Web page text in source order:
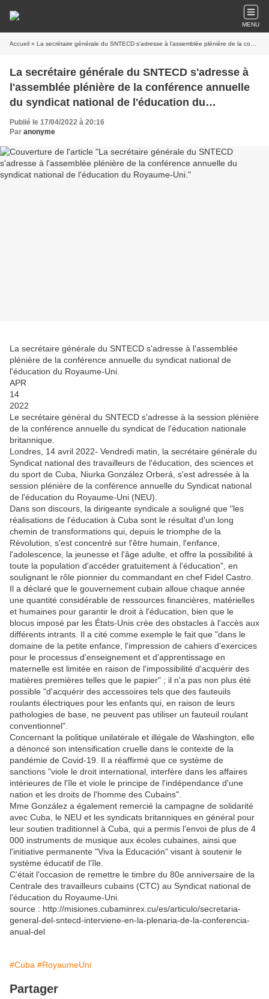
MENU
Accueil » La secrétaire générale du SNTECD s'adresse à l'assemblée plénière de la conférence annuelle du syndicat national de l'éducation du Royaume-Uni.
La secrétaire générale du SNTECD s'adresse à
l'assemblée plénière de la conférence annuelle
du syndicat national de l'éducation du
Royaume-Uni.
Publié le 17/04/2022 à 20:16
Par anonyme
La secrétaire générale du SNTECD s'adresse à l'assemblée
plénière de la conférence annuelle du syndicat national de
l'éducation du Royaume-Uni.
APR
14
2022
Le secrétaire général du SNTECD s'adresse à la session plénière
de la conférence annuelle du syndicat de l'éducation nationale
britannique.
Londres, 14 avril 2022- Vendredi matin, la secrétaire générale du
Syndicat national des travailleurs de l'éducation, des sciences et
du sport de Cuba, Niurka González Orberá, s'est adressée à la
session plénière de la conférence annuelle du Syndicat national
de l'éducation du Royaume-Uni (NEU).
Dans son discours, la dirigeante syndicale a souligné que "les
réalisations de l'éducation à Cuba sont le résultat d'un long
chemin de transformations qui, depuis le triomphe de la
Révolution, s'est concentré sur l'être humain, l'enfance,
l'adolescence, la jeunesse et l'âge adulte, et offre la possibilité à
toute la population d'accéder gratuitement à l'éducation", en
soulignant le rôle pionnier du commandant en chef Fidel Castro.
Il a déclaré que le gouvernement cubain alloue chaque année
une quantité considérable de ressources financières, matérielles
et humaines pour garantir le droit à l'éducation, bien que le
blocus imposé par les États-Unis crée des obstacles à l'accès aux
différents intrants. Il a cité comme exemple le fait que "dans le
domaine de la petite enfance, l'impression de cahiers d'exercices
pour le processus d'enseignement et d'apprentissage en
maternelle est limitée en raison de l'impossibilité d'acquérir des
matières premières telles que le papier" ; il n'a pas non plus été
possible "d'acquérir des accessoires tels que des fauteuils
roulants électriques pour les enfants qui, en raison de leurs
pathologies de base, ne peuvent pas utiliser un fauteuil roulant
conventionnel".
Concernant la politique unilatérale et illégale de Washington, elle
a dénoncé son intensification cruelle dans le contexte de la
pandémie de Covid-19. Il a réaffirmé que ce système de
sanctions "viole le droit international, interfère dans les affaires
intérieures de l'île et viole le principe de l'indépendance d'une
nation et les droits de l'homme des Cubains".
Mme González a également remercié la campagne de solidarité
avec Cuba, le NEU et les syndicats britanniques en général pour
leur soutien traditionnel à Cuba, qui a permis l'envoi de plus de 4
000 instruments de musique aux écoles cubaines, ainsi que
l'initiative permanente "Viva la Educación" visant à soutenir le
système éducatif de l'île.
C'était l'occasion de remettre le timbre du 80e anniversaire de la
Centrale des travailleurs cubains (CTC) au Syndicat national de
l'éducation du Royaume-Uni.
source : http://misiones.cubaminrex.cu/es/articulo/secretaria-
general-del-sntecd-interviene-en-la-plenaria-de-la-conferencia-
anual-del
#Cuba #RoyaumeUni
Partager